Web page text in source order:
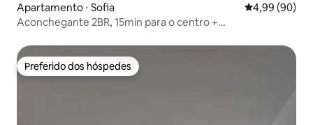
Apartamento ⋅ Sofia 4,99 de uma
4,99 (90)
Aconchegante 2BR, 15min para o centro +
Preferido dos hóspedes
Preferido dos hóspedes